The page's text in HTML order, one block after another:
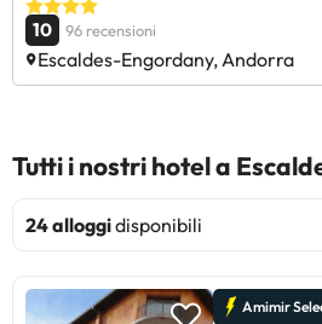
10 96 recensioni
Escaldes-Engordany, Andorra
Tutti i nostri hotel a
24 alloggidisponibili
Amimir